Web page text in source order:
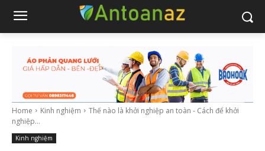
Home Kinh nghiệm
Thế nào là khởi nghiệp an toàn - Cách để khởi
nghiệp...
Kinh nghiệm